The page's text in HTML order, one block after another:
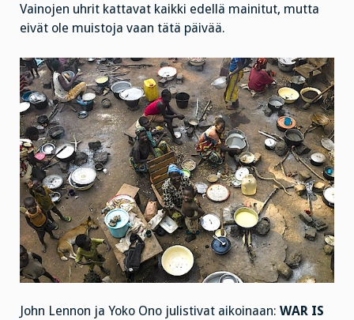
Vainojen uhrit kattavat kaikki edellä mainitut, mutta
eivät ole muistoja vaan tätä päivää.
John Lennon ja Yoko Ono julistivat aikoinaan: WAR IS